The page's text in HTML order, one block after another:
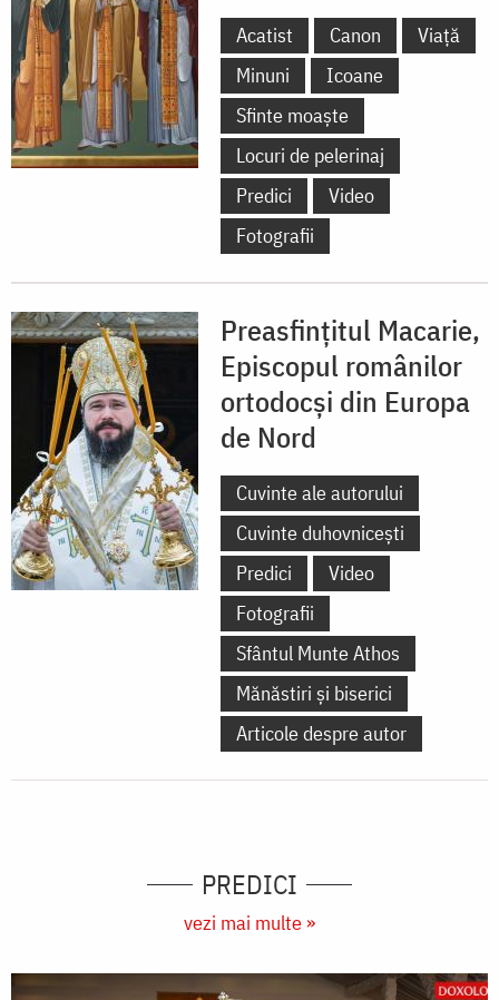
Acatist Canon
Viață
Minuni
Icoane
Sfinte moaște
Locuri de pelerinaj
Predici
Video
Fotografii
Preasfințitul Macarie,
Episcopul românilor
ortodocși din Europa
de Nord
Cuvinte ale autorului
Cuvinte duhovnicești
Predici
Video
Fotografii
Sfântul Munte Athos
Mănăstiri și biserici
Articole despre autor
PREDICI
vezi mai multe »